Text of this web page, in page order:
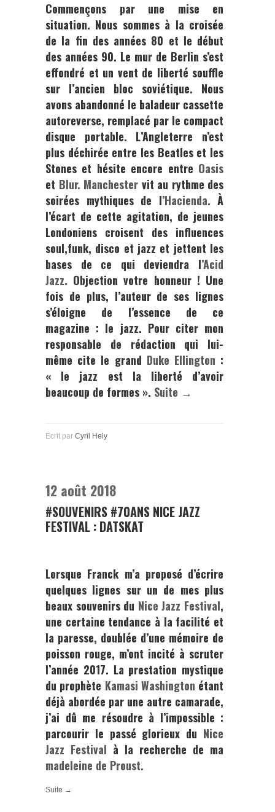
Commençons par une mise en
situation. Nous sommes à la croisée
de la fin des années 80 et le début
des années 90. Le mur de Berlin s’est
effondré et un vent de liberté souffle
sur l’ancien bloc soviétique. Nous
avons abandonné le baladeur cassette
autoreverse, remplacé par le compact
disque portable. L’Angleterre n’est
plus déchirée entre les Beatleset les
Stones et hésite encore entre Oasis
et Blur. Manchester vit au rythme des
soirées mythiques de l’Hacienda. À
l’écart de cette agitation, de jeunes
Londoniens croisent des influences
soul,funk, disco et jazz et jettent les
bases de ce qui deviendra l’Acid
Jazz. Objection votre honneur ! Une
fois de plus, l’auteur de ses lignes
s’éloigne de l’essence de ce
magazine : le jazz. Pour citer mon
responsable de rédaction qui lui-
même cite le grand Duke Ellington :
« le jazz est la liberté d’avoir
beaucoup de formes ». Suite →
Ecrit par Cyril Hely
12 août 2018
#SOUVENIRS #70ANS NICE JAZZ
FESTIVAL : DATSKAT
Lorsque Franck m’a proposé d’écrire
quelques lignes sur un de mes plus
beaux souvenirs du Nice Jazz Festival,
une certaine tendance à la facilité et
la paresse, doublée d’une mémoire de
poisson rouge, m’ont incité à scruter
l’année 2017. La prestation mystique
du prophète Kamasi Washington étant
déjà abordée par une autre camarade,
j’ai dû me résoudre à l’impossible :
parcourir le passé glorieux du Nice
Jazz Festival à la recherche de ma
madeleine de Proust.
Suite →